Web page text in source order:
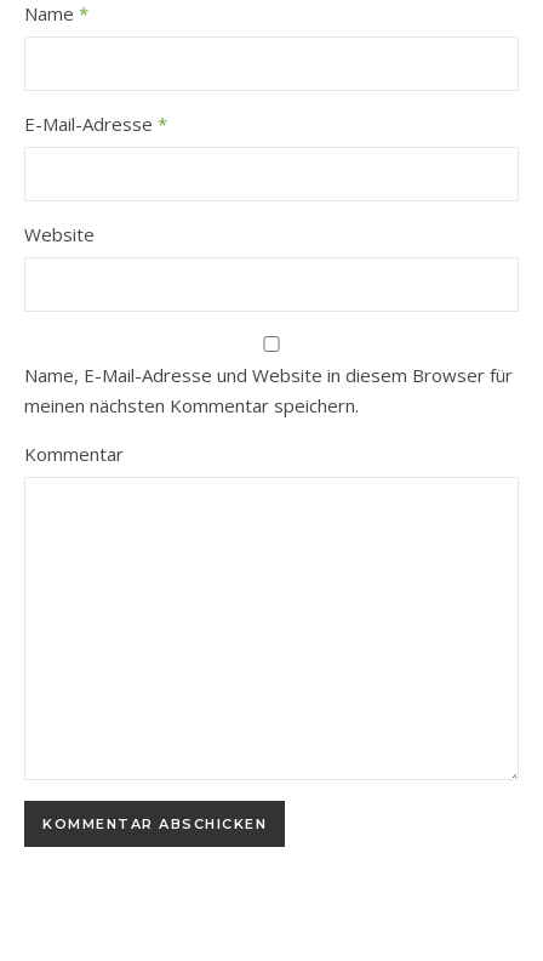
Name *
E-Mail-Adresse *
Website
Name, E-Mail-Adresse und Website in diesem Browser für
meinen nächsten Kommentar speichern.
Kommentar